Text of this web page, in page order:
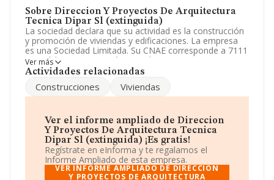
Sobre Direccion Y Proyectos De Arquitectura
Tecnica Dipar Sl (extinguida)
La sociedad declara que su actividad es la construcción
y promoción de viviendas y edificaciones. La empresa
es una Sociedad Limitada. Su CNAE corresponde a 7111
con código 'Servicios técnicos de arquitectura'. La
empresa no tiene actividad en mercados exteriores.
La empresa española
Direccion y Proyectos de
Arquitectura Tecnica Dipar S.L (extinguida), con
1 H, (28850), en el municipio de Torrejón De Ardoz,
Madrid.
En base a la información de la que dispone INFORMA
sobre 20.642 compañías, la facturación en el ámbito
nacional alcanza los 2.682 millones de euros y se calcula
un promedio de facturación de 129 mil euros entre
Ver más
Actividades relacionadas
Construcciones Viviendas
Ver el informe ampliado de Direccion
Y Proyectos De Arquitectura Tecnica
Dipar Sl (extinguida) ¡Es gratis!
Regístrate en eInforma y te regalamos el
Informe Ampliado de esta empresa.
VER INFORME AMPLIADO DE DIRECCION
Y PROYECTOS DE ARQUITECTURA